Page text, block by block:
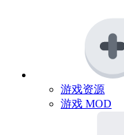
游戏资源
游戏 MOD